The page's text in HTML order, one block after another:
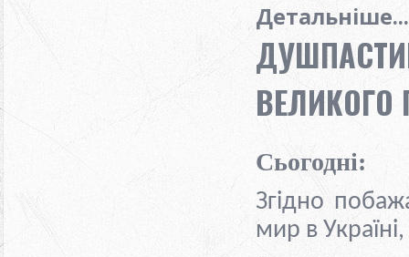
Детальніше...
ВЕЛИКОГО
Сьогодні:
Згідно
мир в